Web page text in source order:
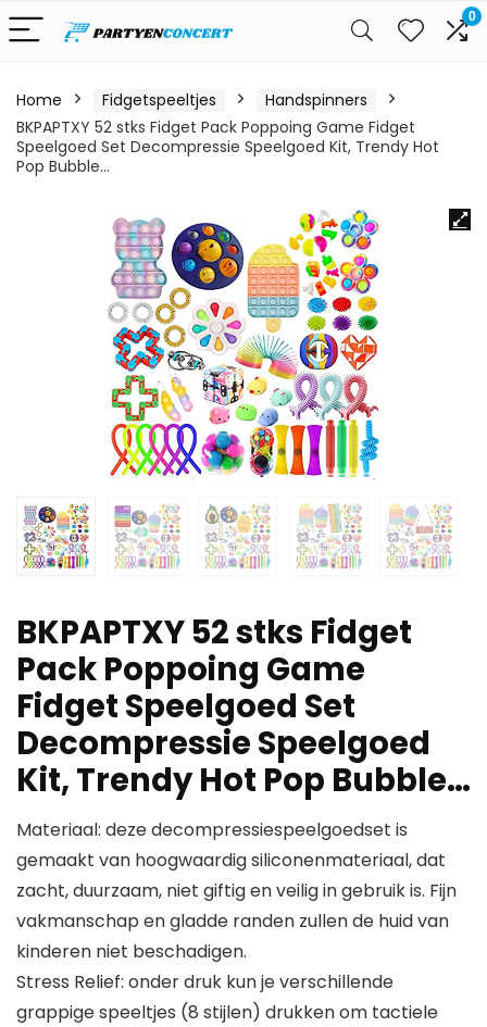
0
Home Fidgetspeeltjes
Handspinners
BKPAPTXY 52 stks Fidget Pack Poppoing Game Fidget
Speelgoed Set Decompressie Speelgoed Kit, Trendy Hot
Pop Bubble…
BKPAPTXY 52 stks Fidget
Pack Poppoing Game
Fidget Speelgoed Set
Decompressie Speelgoed
Kit, Trendy Hot Pop Bubble…
Materiaal: deze decompressiespeelgoedset is
gemaakt van hoogwaardig siliconenmateriaal, dat
zacht, duurzaam, niet giftig en veilig in gebruik is. Fijn
vakmanschap en gladde randen zullen de huid van
kinderen niet beschadigen.
Stress Relief: onder druk kun je verschillende
grappige speeltjes (8 stijlen) drukken om tactiele